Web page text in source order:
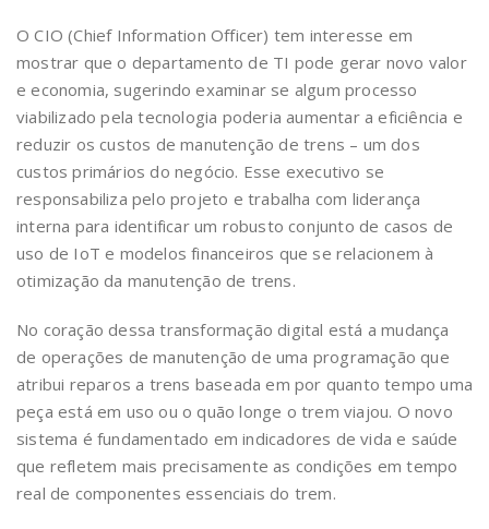
O CIO (Chief Information Officer) tem interesse em
mostrar que o departamento de TI pode gerar novo valor
e economia, sugerindo examinar se algum processo
viabilizado pela tecnologia poderia aumentar a eficiência e
reduzir os custos de manutenção de trens – um dos
custos primários do negócio. Esse executivo se
responsabiliza pelo projeto e trabalha com liderança
interna para identificar um robusto conjunto de casos de
uso de IoT e modelos financeiros que se relacionem à
otimização da manutenção de trens.
No coração dessa transformação digital está a mudança
de operações de manutenção de uma programação que
atribui reparos a trens baseada em por quanto tempo uma
peça está em uso ou o quão longe o trem viajou. O novo
sistema é fundamentado em indicadores de vida e saúde
que refletem mais precisamente as condições em tempo
real de componentes essenciais do trem.